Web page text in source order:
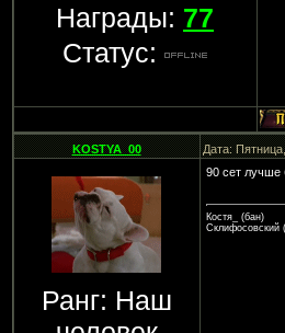
Награды: 77
Статус:
KOSTYA_00 Дата:
Ранг: Наш
90 сет лучше
Костя_ (бан)
Склифосовский